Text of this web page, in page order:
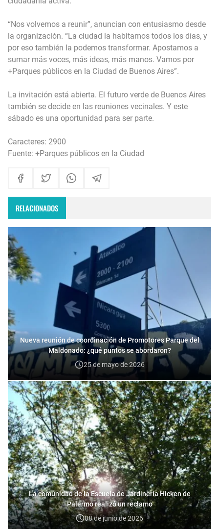
“Nos volvemos a reunir”, anuncian con entusiasmo desde
la organización. “La ciudad la habitamos todos los días, y
por eso también la podemos transformar. Apostamos a
sumar más voces, más ideas, más manos. Vamos por
+Parques públicos en la Ciudad de Buenos Aires”.
La invitación está abierta. El futuro verde de Buenos Aires
también se decide en las reuniones vecinales. Y este
sábado es una oportunidad para ser parte.
Caracteres: 2900
Fuente: +Parques públicos en la Ciudad
RELACIONADOS
Nueva reunión de coordinación de Promotores Parque del
Maldonado: ¿qué puntos se abordaron?
25 de mayo de 2026
La comunidad de la Escuela de Jardinería Hicken de
Palermo realizó un reclamo
08 de junio de 2026